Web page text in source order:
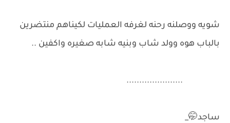
شويه ووصلنه رحنه لغرفه العمليات لكيناهم منتضرين
بالباب هوه وولد شاب وبنيه شابه صغيره واكفين ..
......................
ساجد🤭_